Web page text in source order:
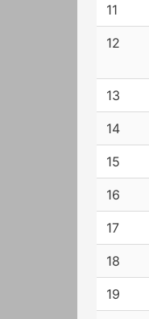
11
12
13
14
15
16
17
18
19